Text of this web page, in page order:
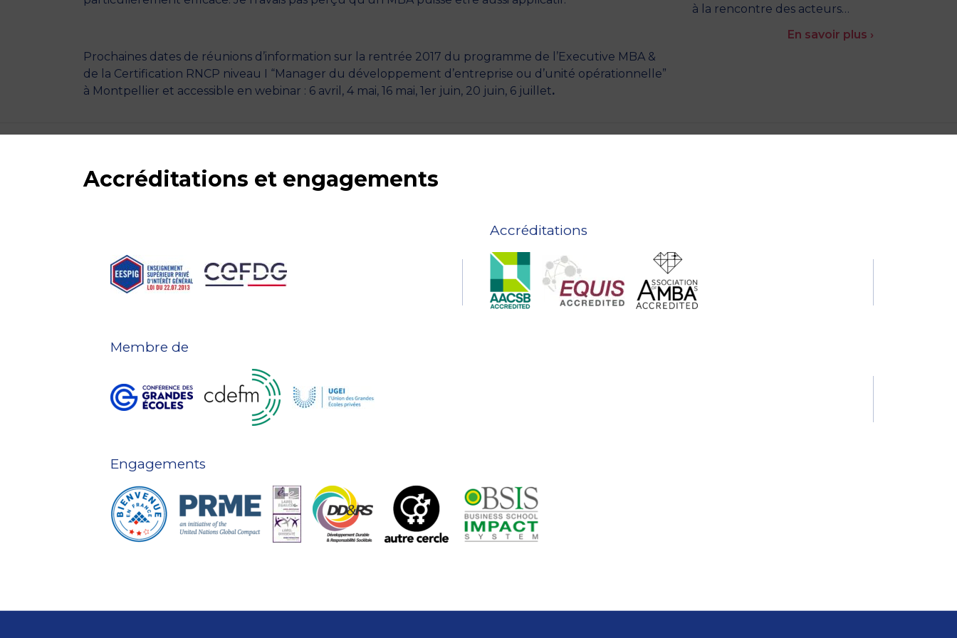
Prochaines dates de réunions d’information sur la rentrée 2017 du programme de l’Executive MBA &
de la Certification RNCP niveau I “Manager du développement d’entreprise ou d’unité opérationnelle”
à Montpellier et accessible en webinar : 6 avril, 4 mai, 16 mai, 1er juin, 20 juin, 6 juillet.
à la rencontre des acteurs…
En savoir plus ›
Accréditations et engagements
Accréditations
Membre de
Engagements